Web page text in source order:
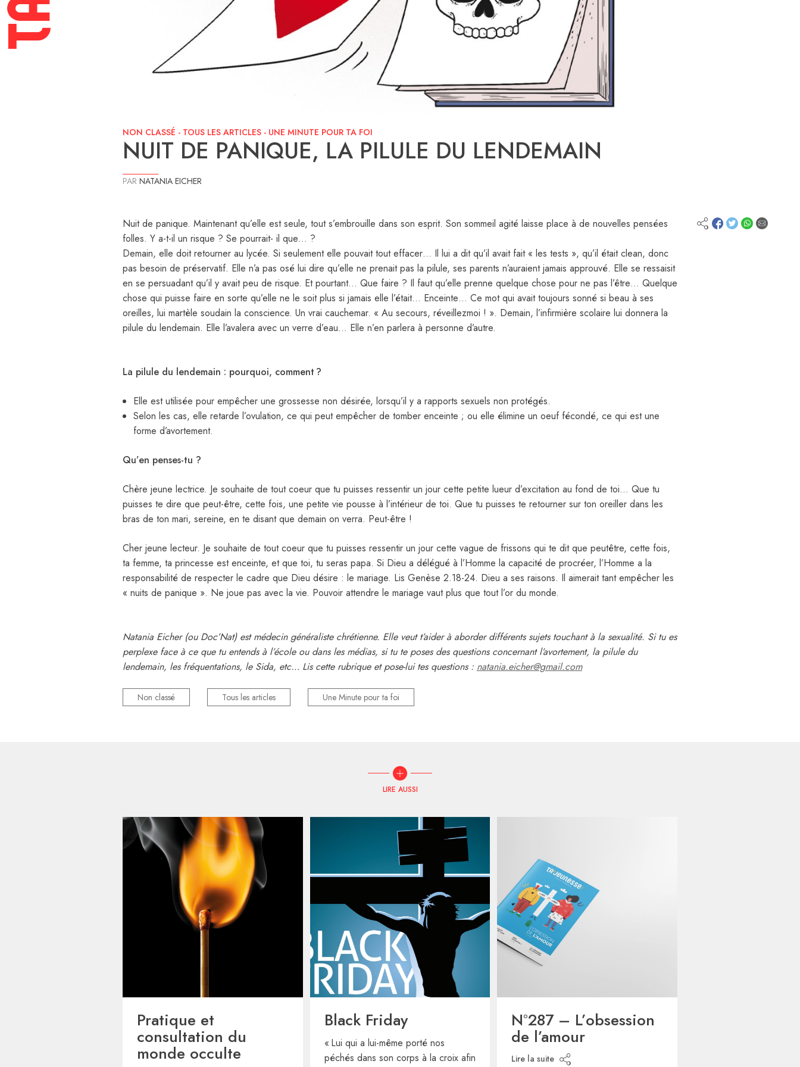
NON CLASSÉ - TOUS LES ARTICLES - UNE MINUTE POUR TA FOI
NUIT DE PANIQUE, LA PILULE DU LENDEMAIN
PAR NATANIA EICHER
Nuit de panique. Maintenant qu’elle est seule, tout s’embrouille dans son esprit. Son sommeil agité laisse place à de nouvelles pensées
folles. Y a-t-il un risque ? Se pourrait- il que… ?
Demain, elle doit retourner au lycée. Si seulement elle pouvait tout effacer… Il lui a dit qu’il avait fait « les tests », qu’il était clean, donc
pas besoin de préservatif. Elle n’a pas osé lui dire qu’elle ne prenait pas la pilule, ses parents n’auraient jamais approuvé. Elle se ressaisit
en se persuadant qu’il y avait peu de risque. Et pourtant… Que faire ? Il faut qu’elle prenne quelque chose pour ne pas l’être… Quelque
chose qui puisse faire en sorte qu’elle ne le soit plus si jamais elle l’était… Enceinte… Ce mot qui avait toujours sonné si beau à ses
oreilles, lui martèle soudain la conscience. Un vrai cauchemar. « Au secours, réveillezmoi ! ». Demain, l’infirmière scolaire lui donnera la
pilule du lendemain. Elle l’avalera avec un verre d’eau… Elle n’en parlera à personne d’autre.
La pilule du lendemain : pourquoi, comment ?
Elle est utilisée pour empêcher une grossesse non désirée, lorsqu’il y a rapports sexuels non protégés.
Selon les cas, elle retarde l’ovulation, ce qui peut empêcher de tomber enceinte ; ou elle élimine un oeuf fécondé, ce qui est une
forme d’avortement.
Qu’en penses-tu ?
Chère jeune lectrice. Je souhaite de tout coeur que tu puisses ressentir un jour cette petite lueur d’excitation au fond de toi… Que tu
puisses te dire que peut-être, cette fois, une petite vie pousse à l’intérieur de toi. Que tu puisses te retourner sur ton oreiller dans les
bras de ton mari, sereine, en te disant que demain on verra. Peut-être !
Cher jeune lecteur. Je souhaite de tout coeur que tu puisses ressentir un jour cette vague de frissons qui te dit que peutêtre, cette fois,
ta femme, ta princesse est enceinte, et que toi, tu seras papa. Si Dieu a délégué à l’Homme la capacité de procréer, l’Homme a la
responsabilité de respecter le cadre que Dieu désire : le mariage. Lis Genèse 2.18-24. Dieu a ses raisons. Il aimerait tant empêcher les
« nuits de panique ». Ne joue pas avec la vie. Pouvoir attendre le mariage vaut plus que tout l’or du monde.
Natania Eicher (ou Doc’Nat) est médecin généraliste chrétienne. Elle veut t’aider à aborder différents sujets touchant à la sexualité. Si tu es
perplexe face à ce que tu entends à l’école ou dans les médias, si tu te poses des questions concernant l’avortement, la pilule du
lendemain, les fréquentations, le Sida, etc… Lis cette rubrique et pose-lui tes questions : natania.eicher@gmail.com
Non classé Tous les articles Une Minute pour ta foi
LIRE AUSSI
Pratique et
consultation du
monde occulte
Black Friday
« Lui qui a lui-même porté nos
péchés dans son corps à la croix afin
N°287 – L’obsession
de l’amour
Lire la suite